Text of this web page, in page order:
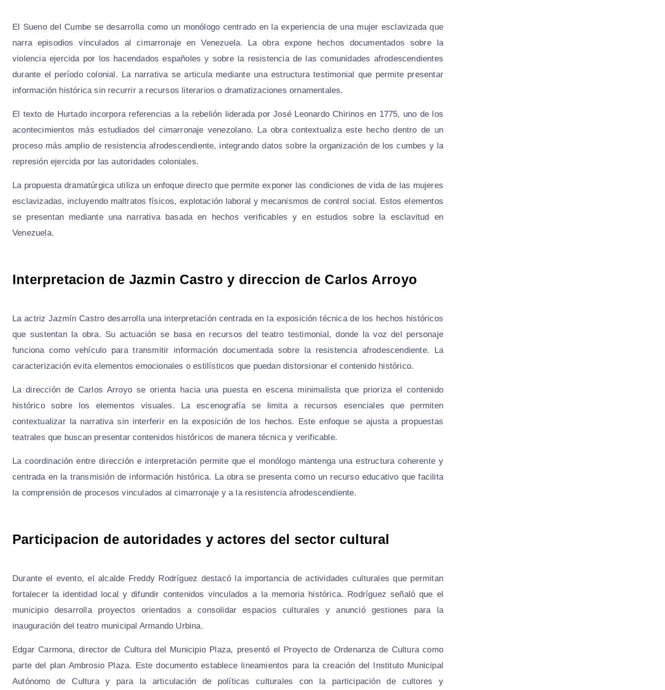
El Sueno del Cumbe se desarrolla como un monólogo centrado en la experiencia de una mujer esclavizada que
narra episodios vinculados al cimarronaje en Venezuela. La obra expone hechos documentados sobre la
violencia ejercida por los hacendados españoles y sobre la resistencia de las comunidades afrodescendientes
durante el período colonial. La narrativa se articula mediante una estructura testimonial que permite presentar
información histórica sin recurrir a recursos literarios o dramatizaciones ornamentales.
El texto de Hurtado incorpora referencias a la rebelión liderada por José Leonardo Chirinos en 1775, uno de los
acontecimientos más estudiados del cimarronaje venezolano. La obra contextualiza este hecho dentro de un
proceso más amplio de resistencia afrodescendiente, integrando datos sobre la organización de los cumbes y la
represión ejercida por las autoridades coloniales.
La propuesta dramatúrgica utiliza un enfoque directo que permite exponer las condiciones de vida de las mujeres
esclavizadas, incluyendo maltratos físicos, explotación laboral y mecanismos de control social. Estos elementos
se presentan mediante una narrativa basada en hechos verificables y en estudios sobre la esclavitud en
Venezuela.
Interpretacion de Jazmin Castro y direccion de Carlos Arroyo
La actriz Jazmín Castro desarrolla una interpretación centrada en la exposición técnica de los hechos históricos
que sustentan la obra. Su actuación se basa en recursos del teatro testimonial, donde la voz del personaje
funciona como vehículo para transmitir información documentada sobre la resistencia afrodescendiente. La
caracterización evita elementos emocionales o estilísticos que puedan distorsionar el contenido histórico.
La dirección de Carlos Arroyo se orienta hacia una puesta en escena minimalista que prioriza el contenido
histórico sobre los elementos visuales. La escenografía se limita a recursos esenciales que permiten
contextualizar la narrativa sin interferir en la exposición de los hechos. Este enfoque se ajusta a propuestas
teatrales que buscan presentar contenidos históricos de manera técnica y verificable.
La coordinación entre dirección e interpretación permite que el monólogo mantenga una estructura coherente y
centrada en la transmisión de información histórica. La obra se presenta como un recurso educativo que facilita
la comprensión de procesos vinculados al cimarronaje y a la resistencia afrodescendiente.
Participacion de autoridades y actores del sector cultural
Durante el evento, el alcalde Freddy Rodríguez destacó la importancia de actividades culturales que permitan
fortalecer la identidad local y difundir contenidos vinculados a la memoria histórica. Rodríguez señaló que el
municipio desarrolla proyectos orientados a consolidar espacios culturales y anunció gestiones para la
inauguración del teatro municipal Armando Urbina.
Edgar Carmona, director de Cultura del Municipio Plaza, presentó el Proyecto de Ordenanza de Cultura como
parte del plan Ambrosio Plaza. Este documento establece lineamientos para la creación del Instituto Municipal
Autónomo de Cultura y para la articulación de políticas culturales con la participación de cultores y